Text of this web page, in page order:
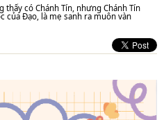
thấy có Chánh Tín, nhưng Chánh Tín
của Đạo, là mẹ sanh ra muôn vàn